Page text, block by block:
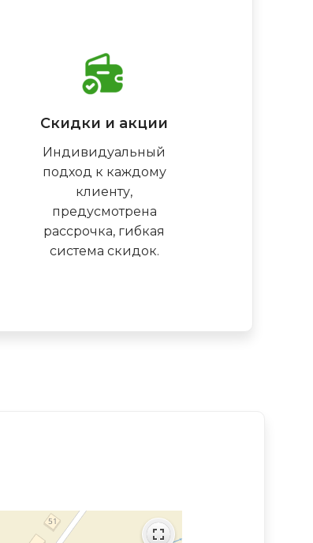
Скидки и акции
Индивидуальный
подход к каждому
клиенту,
предусмотрена
рассрочка, гибкая
система скидок.